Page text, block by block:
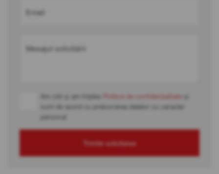
Email
Mesajul solicitării
Am citit și am înțeles Politica de confidențialitate
sunt de acord cu prelucrarea datelor cu caracter
personal
Trimite solicitarea